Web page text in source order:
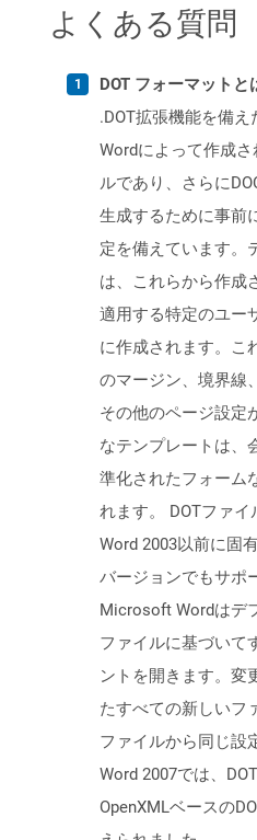
よくある質問
DOT フォーマットと
.DOT拡張機能を備
Wordによって作成
ルであり、さらに
生成するために事前
定を備えています。
は、これらから作成
適用する特定のユー
に作成されます。こ
のマージン、境界線
その他のページ設定
なテンプレートは、
準化されたフォーム
れます。 DOTファ
Word 2003以前に固
バージョンでもサポ
Microsoft Wordはデ
ファイルに基づいて
ントを開きます。変
たすべての新しいフ
ファイルから同じ設
Word 2007では、
OpenXMLベースの